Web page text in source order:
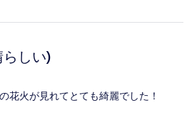
しい)
花火が見れてとても綺麗でした！